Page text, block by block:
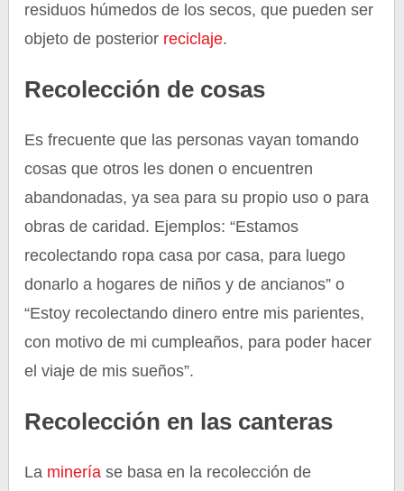
residuos húmedos de los secos, que pueden ser
objeto de posterior reciclaje.
Recolección de cosas
Es frecuente que las personas vayan tomando
cosas que otros les donen o encuentren
abandonadas, ya sea para su propio uso o para
obras de caridad. Ejemplos: “Estamos
recolectando ropa casa por casa, para luego
donarlo a hogares de niños y de ancianos” o
“Estoy recolectando dinero entre mis parientes,
con motivo de mi cumpleaños, para poder hacer
el viaje de mis sueños”.
Recolección en las canteras
La minería se basa en la recolección de